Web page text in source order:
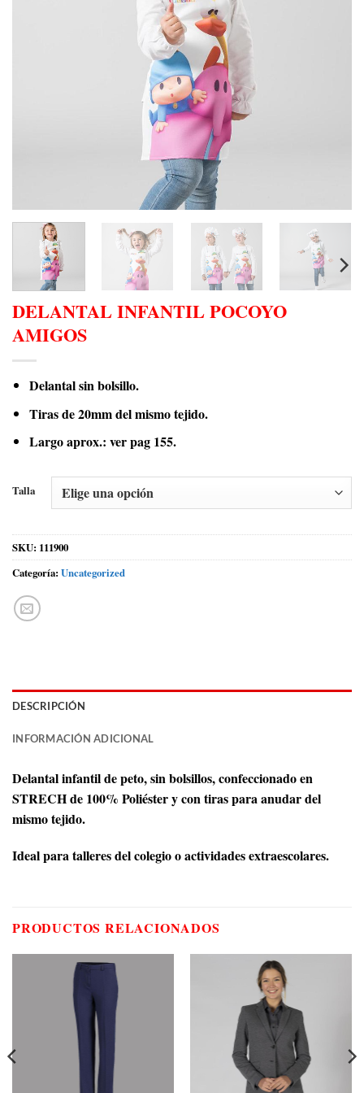
DELANTAL INFANTIL POCOYO
AMIGOS
Delantal sin bolsillo.
Tiras de 20mm del mismo tejido.
Largo aprox.: ver pag 155.
Talla
SKU: 111900
Categoría: Uncategorized
DESCRIPCIÓN
INFORMACIÓN ADICIONAL
Delantal infantil de peto, sin bolsillos, confeccionado en
STRECH de 100% Poliéster y con tiras para anudar del
mismo tejido.
Ideal para talleres del colegio o actividades extraescolares.
PRODUCTOS RELACIONADOS